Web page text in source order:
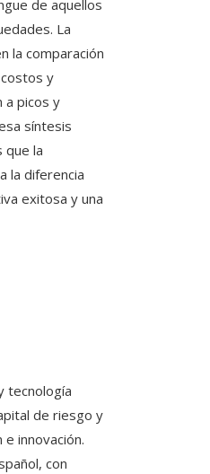
de aquellos
La
la comparación
y
a picos y
síntesis
que la
la diferencia
exitosa y una
tecnología
de riesgo y
innovación.
con